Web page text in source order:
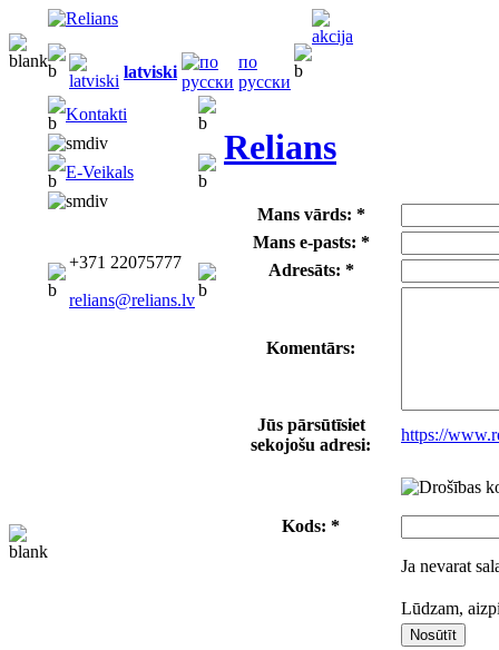
latviski
по
русски
Kontakti
E-Veikals
+371 22075777
relians@relians.lv
Relians
Mans vārds: *
Mans e-pasts: *
Adresāts: *
Komentārs:
Jūs pārsūtīsiet
sekojošu adresi:
https://
Kods: *
Ja nevarat
Lūdzam,